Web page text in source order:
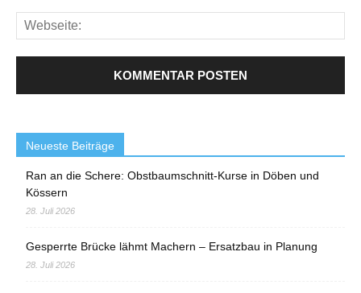
Neueste Beiträge
Ran an die Schere: Obstbaumschnitt-Kurse in Döben und
Kössern
28. Juli 2026
Gesperrte Brücke lähmt Machern – Ersatzbau in Planung
28. Juli 2026